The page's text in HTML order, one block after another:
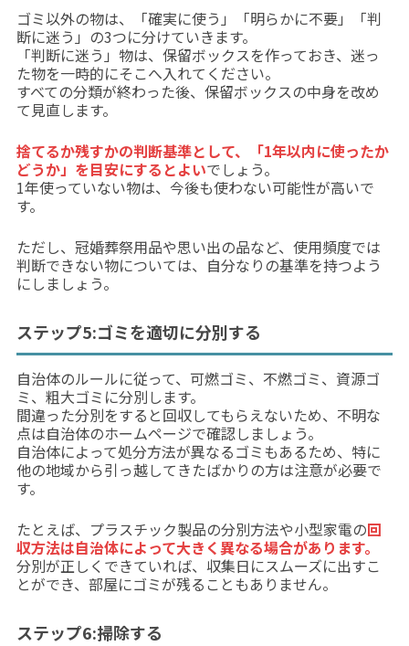
ゴミ以外の物は、「確実に使う」「明らかに不要」「判
断に迷う」の3つに分けていきます。
「判断に迷う」物は、保留ボックスを作っておき、迷っ
た物を一時的にそこへ入れてください。
すべての分類が終わった後、保留ボックスの中身を改め
て見直します。
捨てるか残すかの判断基準として、「1年以内に使ったか
どうか」を目安にするとよいでしょう。
1年使っていない物は、今後も使わない可能性が高いで
す。
ただし、冠婚葬祭用品や思い出の品など、使用頻度では
判断できない物については、自分なりの基準を持つよう
にしましょう。
ステップ5:ゴミを適切に分別する
自治体のルールに従って、可燃ゴミ、不燃ゴミ、資源ゴ
ミ、粗大ゴミに分別します。
間違った分別をすると回収してもらえないため、不明な
点は自治体のホームページで確認しましょう。
自治体によって処分方法が異なるゴミもあるため、特に
他の地域から引っ越してきたばかりの方は注意が必要で
す。
たとえば、プラスチック製品の分別方法や小型家電の回
収方法は自治体によって大きく異なる場合があります。
分別が正しくできていれば、収集日にスムーズに出すこ
とができ、部屋にゴミが残ることもありません。
ステップ6:掃除する